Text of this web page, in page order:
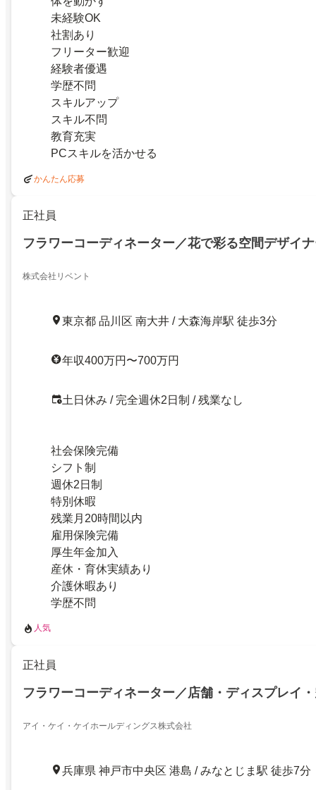
未経験OK
社割あり
フリーター歓迎
経験者優遇
学歴不問
スキルアップ
スキル不問
教育充実
PCスキルを活かせる
かんたん応募
正社員
フラワーコーディネーター／花で彩る空間デザイ
株式会社リベント
東京都 品川区 南大井 / 大森海岸駅 徒歩3分
年収400万円〜700万円
土日休み / 完全週休2日制 / 残業なし
社会保険完備
シフト制
週休2日制
特別休暇
残業月20時間以内
雇用保険完備
厚生年金加入
産休・育休実績あり
介護休暇あり
学歴不問
人気
正社員
フラワーコーディネーター／店舗・ディスプレイ
アイ・ケイ・ケイホールディングス株式会社
兵庫県 神戸市中央区 港島 / みなとじま駅 徒歩7分